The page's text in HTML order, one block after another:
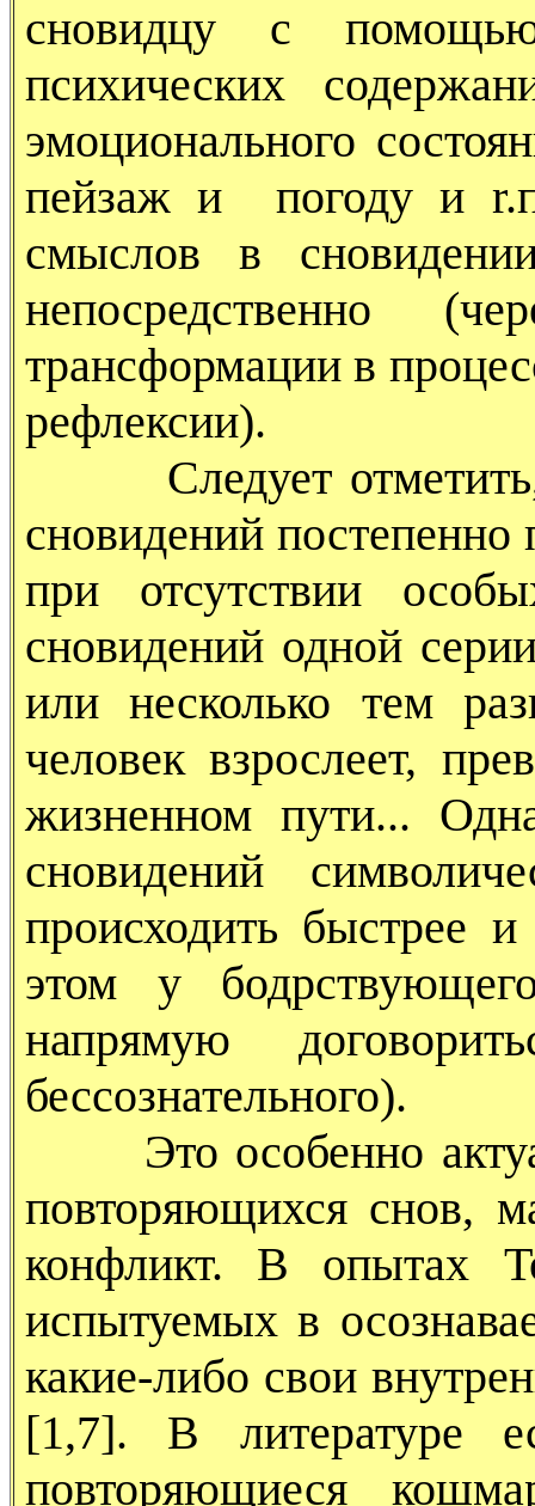
сновидцу с
психических
эмоционального
пейзаж и погоду и
смыслов в
непосредственно
трансформации в
рефлексии).
Следует отметить,
сновидений
при отсутствии
сновидений одной
или несколько тем
человек взрослеет,
жизненном пути...
сновидений
происходить быстрее
этом у
напрямую
бессознательного).
Это особенно
повторяющихся снов,
конфликт. В опытах
испытуемых в
какие-либо свои
[1,7]. В литературе
повторяющиеся